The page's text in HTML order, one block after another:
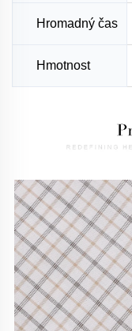
Hromadný čas
Hmotnost